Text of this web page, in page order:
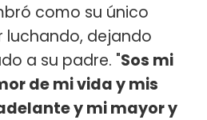
como su único
luchando, dejando
a su padre. "Sos mi
de mi vida y mis
y mi mayor y